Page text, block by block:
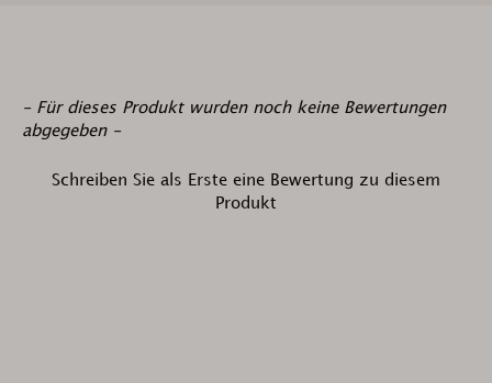
- Für dieses Produkt wurden noch keine Bewertungen
abgegeben -
Schreiben Sie als Erste eine Bewertung zu diesem
Produkt
New content loaded